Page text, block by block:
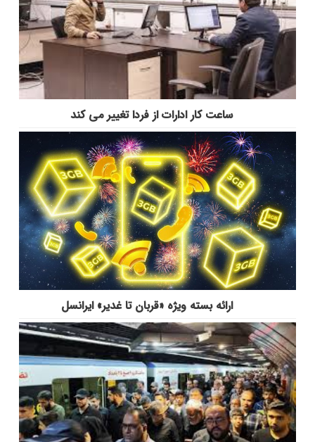
ساعت کار ادارات از فردا تغییر می کند
ارائه بسته ویژه «قربان تا غدیر» ایرانسل